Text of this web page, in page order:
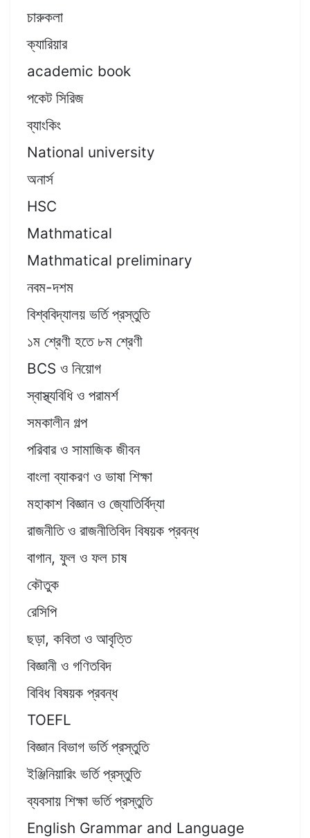
চারুকলা
ক্যারিয়ার
academic book
পকেট সিরিজ
ব্যাংকিং
National university
অনার্স
HSC
Mathmatical
Mathmatical preliminary
নবম-দশম
বিশ্ববিদ্যালয় ভর্তি প্রস্তুতি
১ম শ্রেণী হতে ৮ম শ্রেণী
BCS ও নিয়োগ
স্বাস্থ্যবিধি ও পরামর্শ
সমকালীন গল্প
পরিবার ও সামাজিক জীবন
বাংলা ব্যাকরণ ও ভাষা শিক্ষা
মহাকাশ বিজ্ঞান ও জ্যোতির্বিদ্যা
রাজনীতি ও রাজনীতিবিদ বিষয়ক প্রবন্ধ
বাগান, ফুল ও ফল চাষ
কৌতুক
রেসিপি
ছড়া, কবিতা ও আবৃত্তি
বিজ্ঞানী ও গণিতবিদ
বিবিধ বিষয়ক প্রবন্ধ
TOEFL
বিজ্ঞান বিভাগ ভর্তি প্রস্তুতি
ইঞ্জিনিয়ারিং ভর্তি প্রস্তুতি
ব্যবসায় শিক্ষা ভর্তি প্রস্তুতি
English Grammar and Language